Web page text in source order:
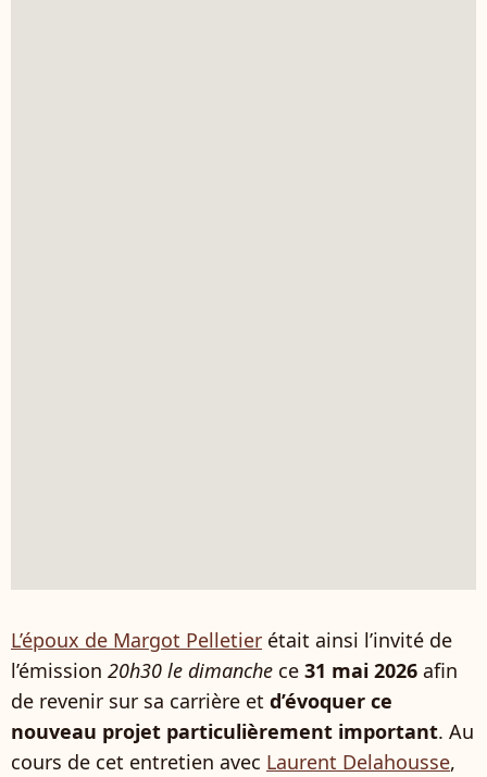
L’époux de Margot Pelletier était ainsi l’invité de
l’émission 20h30 le dimanche ce 31 mai 2026 afin
de revenir sur sa carrière et d’évoquer ce
nouveau projet particulièrement important. Au
cours de cet entretien avec Laurent Delahousse,